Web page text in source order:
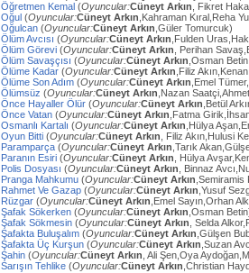
Öğretmen Kemal (Oyuncular:Cüneyt Arkın , Fikret
Oğul (Oyuncular:Cüneyt Arkın ,Kahraman Kıral,Reha
Oğulcan (Oyuncular:Cüneyt Arkın ,Güler Tomurcuk)
Ölüm Avcısı (Oyuncular:Cüneyt Arkın ,Fulden
Ölüm Görevi (Oyuncular:Cüneyt Arkın , Perihan
Ölüm Savaşçısı (Oyuncular:Cüneyt Arkın ,Osman
Ölüme Kadar (Oyuncular:Cüneyt Arkın ,Filiz
Ölüme Son Adım (Oyuncular:Cüneyt Arkın ,Emel
Ölümsüz (Oyuncular:Cüneyt Arkın ,Nazan
Önce Hayaller Ölür (Oyuncular:Cüneyt Arkın ,Betül
Önce Vatan (Oyuncular:Cüneyt Arkın ,Fatma
Osmanlı Kartalı (Oyuncular:Cüneyt Arkın ,Hülya
Oyun Bitti (Oyuncular:Cüneyt Arkın , Filiz Akın,Hulusi
Paramparça (Oyuncular:Cüneyt Arkın ,Tarık
Paranın Esiri (Oyuncular:Cüneyt Arkın , Hülya
Polis Dosyası (Oyuncular:Cüneyt Arkın , Binnaz
Pranga Mahkumu (Oyuncular:Cüneyt Arkın
Rahmet Ve Gazap (Oyuncular:Cüneyt Arkın ,Yusuf
Rüzgar (Oyuncular:Cüneyt Arkın ,Emel Sayın,Orhan
Şafak Sökerken (Oyuncular:Cüneyt Arkın ,Osman
Şafak Sökmesin (Oyuncular:Cüneyt Arkın , Selda
Şafakta Buluşalım (Oyuncular:Cüneyt Arkın ,Gülşen
Şafakta Üç Kurşun (Oyuncular:Cüneyt Arkın ,Suzan
Şahin (Oyuncular:Cüneyt Arkın , Ali Şen,Oya
Sarışın Tehlike (Oyuncular:Cüneyt Arkın ,Christian